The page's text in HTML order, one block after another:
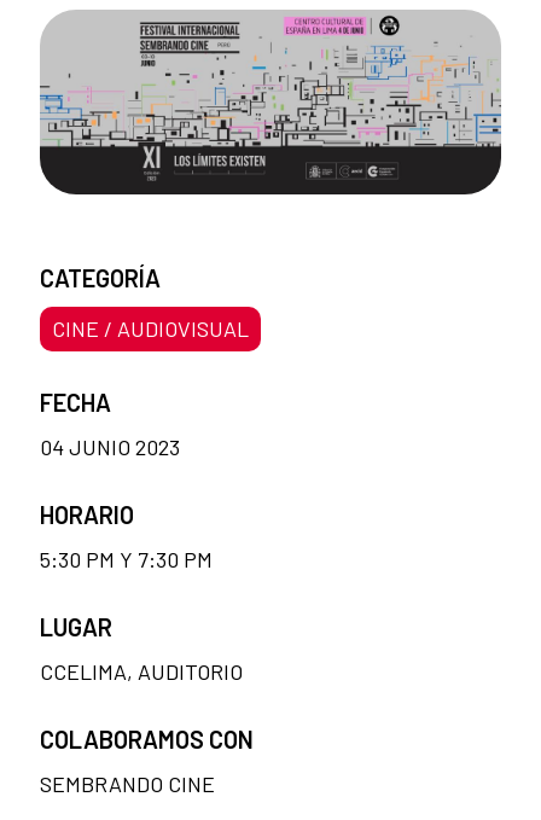
CATEGORÍA
CINE / AUDIOVISUAL
FECHA
04 JUNIO 2023
HORARIO
5:30 PM Y 7:30 PM
LUGAR
CCELIMA, AUDITORIO
COLABORAMOS CON
SEMBRANDO CINE